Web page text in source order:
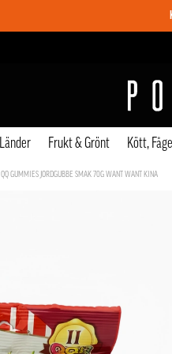
Länder Frukt & Grönt Kött,
QQ GUMMIES JORDGUBBE SMAK 70G WANT WANT KINA